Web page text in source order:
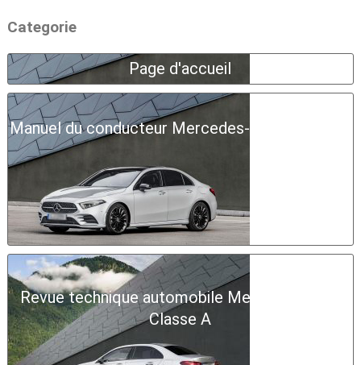
Categorie
Page d'accueil
Manuel du conducteur Mercedes-Benz Classe A
Revue technique automobile Mercedes-Benz
Classe A